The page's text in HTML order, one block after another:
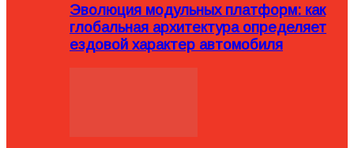
Эволюция модульных платформ: как
глобальная архитектура определяет
ездовой характер автомобиля